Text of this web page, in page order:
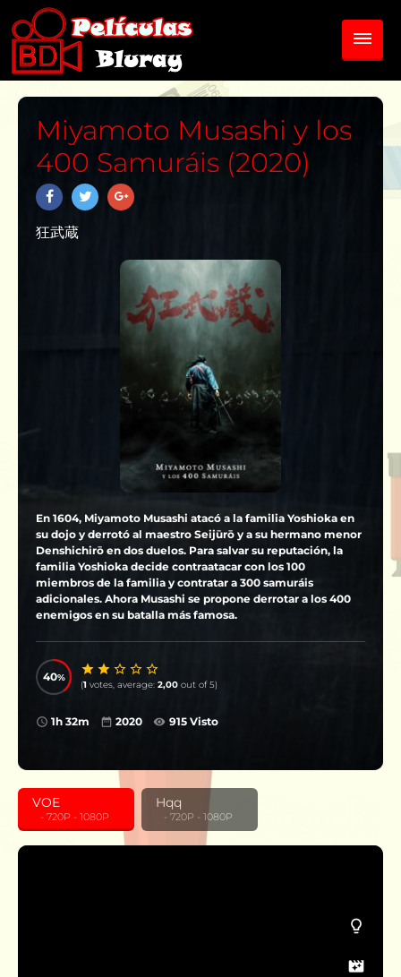
Miyamoto Musashi y los
400 Samuráis (2020)
狂武蔵
En 1604, Miyamoto Musashi atacó a la familia Yoshioka en
su dojo y derrotó al maestro Seijūrō y a su hermano menor
Denshichirō en dos duelos. Para salvar su reputación, la
familia Yoshioka decide contraatacar con los 100
miembros de la familia y contratar a 300 samuráis
adicionales. Ahora Musashi se propone derrotar a los 400
enemigos en su batalla más famosa.
40
(1 votes, average: 2,00 out of 5)
1h 32m 2020 915 Visto
VOE
‎ ‎ ‎ - 720P - 1080P
Hqq
‎ ‎ ‎ - 720P - 1080P